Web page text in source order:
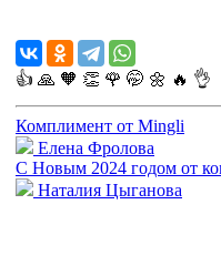
👍 🙏 🧡 👏 🌹 🤭 🌼 🔥 👌
Комплимент от Mingli
Елена Фролова
С Новым 2024 годом от
Наталия Цыганова